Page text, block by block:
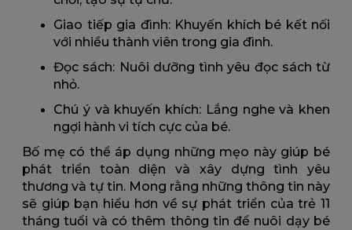
Giao tiếp gia đình: Khuyến khích bé kết nối
với nhiều thành viên trong gia đình.
Đọc sách: Nuôi dưỡng tình yêu đọc sách từ
nhỏ.
Chú ý và khuyến khích: Lắng nghe và khen
ngợi hành vi tích cực của bé.
Bố mẹ có thể áp dụng những mẹo này giúp bé
phát triển toàn diện và xây dựng tình yêu
thương và tự tin. Mong rằng những thông tin này
sẽ giúp bạn hiểu hơn về sự phát triển của trẻ 11
tháng tuổi và có thêm thông tin để nuôi dạy bé